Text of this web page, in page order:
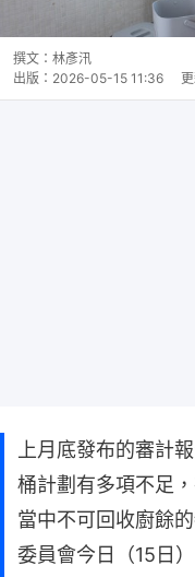
撰文： 林彥汛
出版： 2026-05-15 11:36 更
上月底發布的審計
桶計劃有多項不足
當中不可回收廚餘
委員會今日（15日